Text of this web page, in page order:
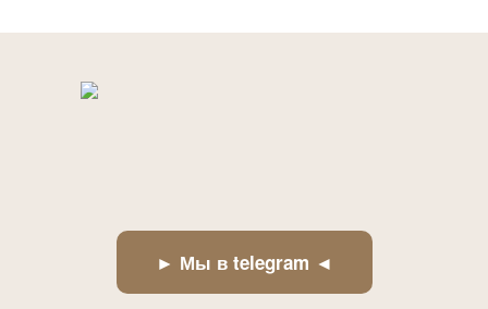
► Мы в telegram ◄